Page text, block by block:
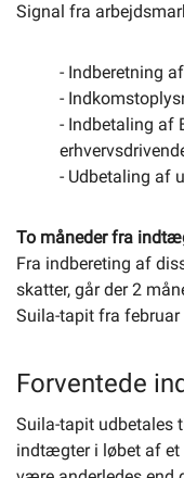
Signal fra
- Indberetning
-
- Indbetaling af
- Udbetaling af
To måneder fra
Fra indbereting af
skatter, går der 2
Suila-tapit fra
Forventede
Suila-tapit udbetales
indtægter i løbet af et